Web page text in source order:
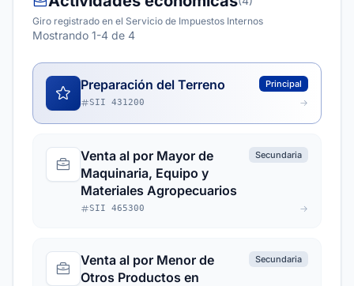
Giro registrado en el Servicio de Impuestos Internos
Mostrando 1-4 de 4
Preparación del Terreno Principal
SII 431200
Venta al por Mayor de
Maquinaria, Equipo y
Materiales Agropecuarios
Secundaria
SII 465300
Venta al por Menor de
Otros Productos en
Secundaria